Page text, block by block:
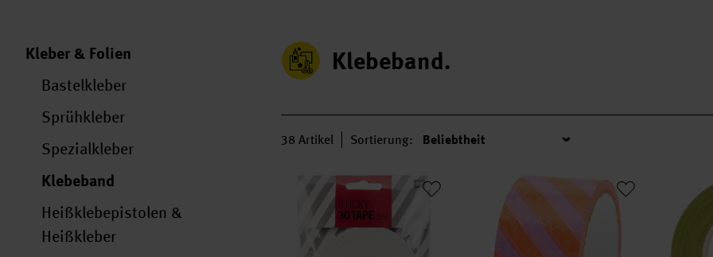
Kleber & Folien
Bastelkleber
Sprühkleber
Spezialkleber
Klebeband
Heißklebepistolen &
Heißkleber
Klebeband
38 Artikel Sortierung:
3D-Abstandsklebeband doppelseitig 10x2mm 2,7mPaper Poetry Paketklebeband Flieder/